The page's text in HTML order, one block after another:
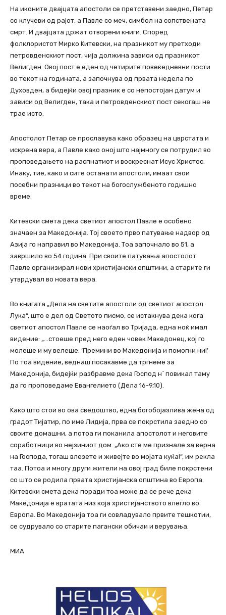
На иконите двајцата апостоли се претставени заедно, Петар
со клучеви од рајот, а Павле со меч, симбол на сопствената
смрт. И двајцата држат отворени книги. Според
фолклористот Мирко Kитевски, на празникот му претходи
петровденскиот пост, чија должина зависи од празникот
Велигден. Овој пост е еден од четирите повеќедневни пости
во текот на годината, а започнува од првата недела по
Духовден, а бидејќи овој празник е со непостојан датум и
зависи од Велигден, така и петровденскиот пост секогаш не
трае исто.
Апостолот Петар се прославува како образец на цврстата и
искрена вера, а Павле како оној што најмногу се потрудил во
проповедањето на распнатиот и воскреснат Исус Христос.
Инаку, тие, како и сите останати апостоли, имаат свои
посебни празници во текот на богослужбеното годишно
време.
Kитевски смета дека светиот апостол Павле е особено
значаен за Македонија. Тој своето прво патување надвор од
Азија го направил во Македонија. Тоа започнало во 51, а
завршило во 54 година. При своите патувања апостолот
Павле организирал нови христијански општини, а старите ги
утврдувал во новата вера.
Во книгата „Дела на светите апостоли од светиот апостол
Лука“, што е дел од Светото писмо, се истакнува дека кога
светиот апостол Павле се наоѓал во Тријада, една ноќ имал
видение: „…стоеше пред него еден човек Македонец, кој го
молеше и му велеше: ’Премини во Македонија и помогни ни!’
По тоа видение, веднаш посакавме да тргнеме за
Македонија, бидејќи разбравме дека Господ н` повикал таму
да го проповедаме Евангелието (Дела 16-9,10).
Kако што стои во ова сведоштво, една богобојазлива жена од
градот Тијатир, по име Лидија, прва се покрстила заедно со
своите домашни, а потоа ги поканила апостолот и неговите
соработници во нејзиниот дом. „Ако сте ме признале за верна
на Господа, тогаш влезете и живејте во мојата куќа!“, им рекла
таа. Потоа и многу други жители на овој град биле покрстени
со што се родила првата христијанска општина во Европа.
Kитевски смета дека поради тоа може да се рече дека
Македонија е вратата низ која христијанството влегло во
Европа. Во Македонија тоа ги совладувало првите тешкотии,
се судрувало со старите пагански обичаи и верувања.
МИА